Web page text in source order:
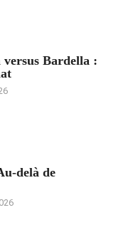
versus Bardella :
delà de